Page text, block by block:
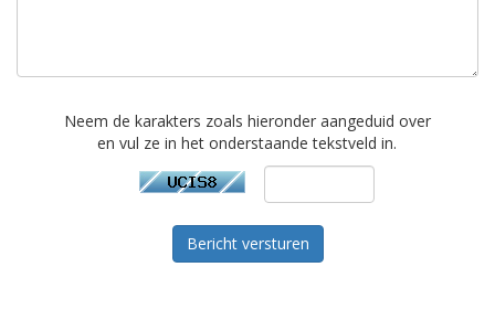
Neem de karakters zoals hieronder aangeduid over
en vul ze in het onderstaande tekstveld in.
Bericht versturen